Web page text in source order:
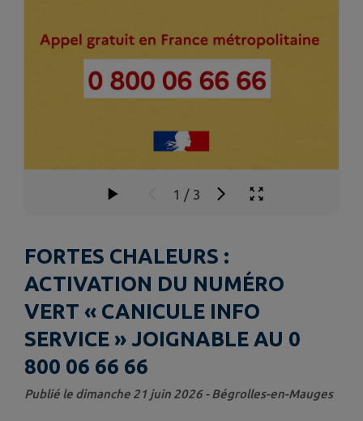
1 / 3
FORTES CHALEURS :
ACTIVATION DU NUMÉRO
VERT « CANICULE INFO
SERVICE » JOIGNABLE AU 0
800 06 66 66
Publié le dimanche 21 juin 2026 - Bégrolles-en-Mauges